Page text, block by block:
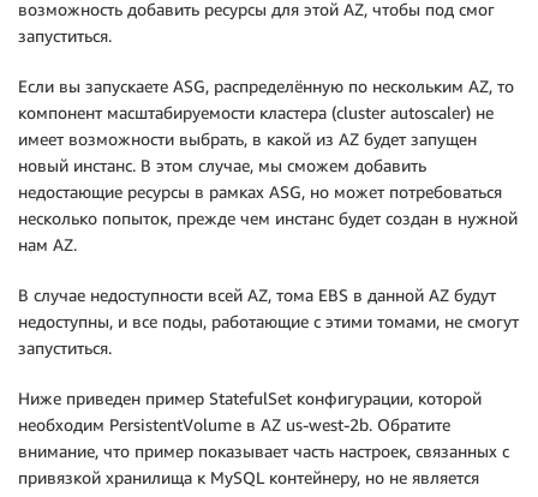
возможность добавить ресурсы для этой AZ, чтобы под смог
запуститься.
Если вы запускаете ASG, распределённую по нескольким AZ, то
компонент масштабируемости кластера (cluster autoscaler) не
имеет возможности выбрать, в какой из AZ будет запущен
новый инстанс. В этом случае, мы сможем добавить
недостающие ресурсы в рамках ASG, но может потребоваться
несколько попыток, прежде чем инстанс будет создан в нужной
нам AZ.
В случае недоступности всей AZ, тома EBS в данной AZ будут
недоступны, и все поды, работающие с этими томами, не смогут
запуститься.
Ниже приведен пример StatefulSet конфигурации, которой
необходим PersistentVolume в AZ us-west-2b. Обратите
внимание, что пример показывает часть настроек, связанных с
привязкой хранилища к MySQL контейнеру, но не является